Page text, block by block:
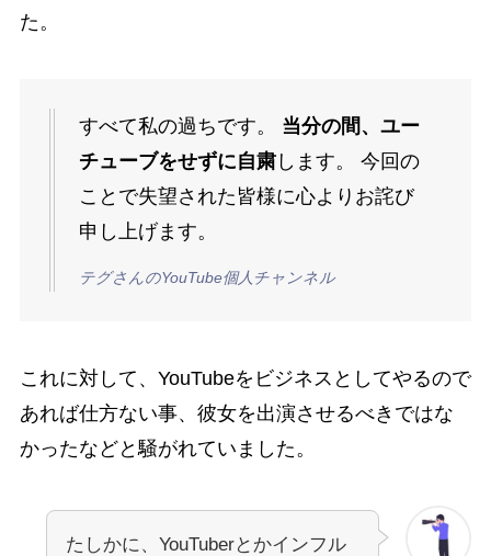
た。
すべて私の過ちです。
当分の間、ユー
チューブをせずに自粛します。 今回の
ことで失望された皆様に心よりお詫び
申し上げます。
テグさんのYouTube個人チャンネル
これに対して、YouTubeをビジネスとしてやるので
あれば仕方ない事、彼女を出演させるべきではな
かったなどと騒がれていました。
たしかに、YouTuberとかインフル